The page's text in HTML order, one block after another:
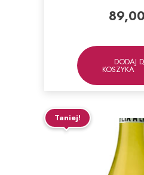
89,00
DODAJ
KOSZYKA
Taniej!